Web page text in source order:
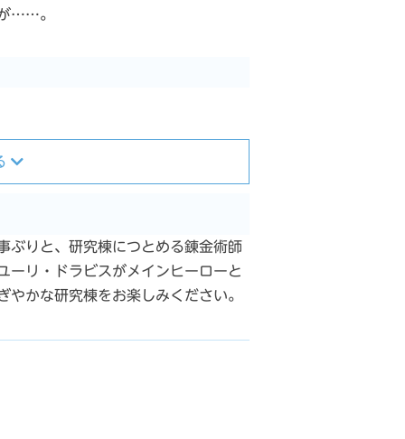
……。
ぶりと、研究棟につとめる錬金術師
ーリ・ドラビスがメインヒーローと
かな研究棟をお楽しみください。